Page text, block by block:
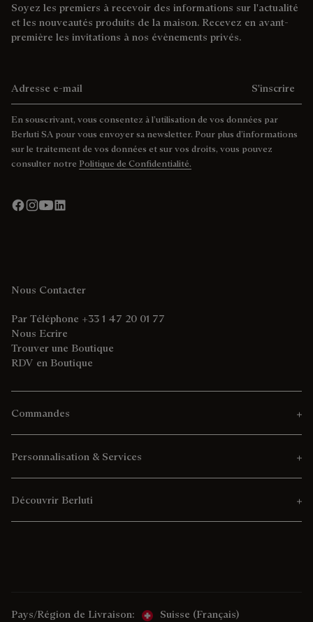
Soyez les premiers à recevoir des informations sur l'actualité
et les nouveautés produits de la maison. Recevez en avant-
première les invitations à nos évènements privés.
S'inscrire
En souscrivant, vous consentez à l’utilisation de vos données par
Berluti SA pour vous envoyer sa newsletter. Pour plus d’informations
sur le traitement de vos données et sur vos droits, vous pouvez
consulter notre Politique de Confidentialité.
Nous Contacter
Par Téléphone +33 1 47 20 01 77
Nous Ecrire
Trouver une Boutique
RDV en Boutique
Commandes
Personnalisation & Services
Découvrir Berluti
Pays/Région de Livraison: Suisse (français)